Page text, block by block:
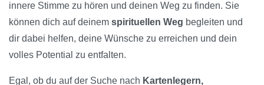
innere Stimme zu hören und deinen Weg zu finden. Sie
können dich auf deinem spirituellen Weg begleiten und
dir dabei helfen, deine Wünsche zu erreichen und dein
volles Potential zu entfalten.
Egal, ob du auf der Suche nach Kartenlegern,